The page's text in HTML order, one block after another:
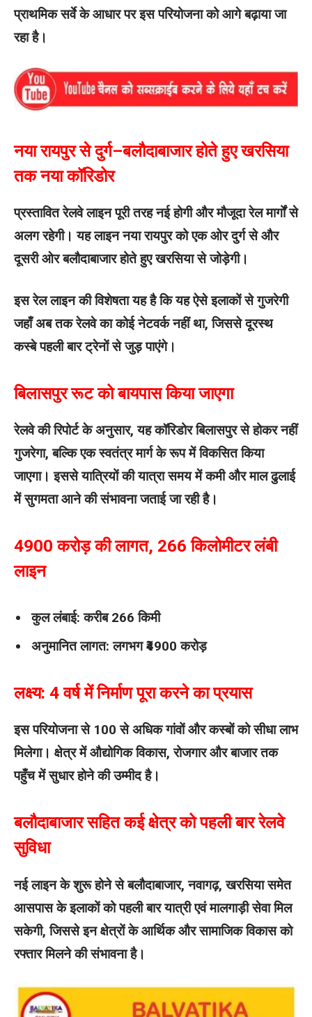
प्राथमिक सर्वे के आधार पर इस परियोजना को आगे बढ़ाया जा
रहा है।
नया रायपुर से दुर्ग–बलौदाबाजार होते हुए खरसिया
तक नया कॉरिडोर
प्रस्तावित रेलवे लाइन पूरी तरह नई होगी और मौजूदा रेल मार्गों से
अलग रहेगी। यह लाइन नया रायपुर को एक ओर दुर्ग से और
दूसरी ओर बलौदाबाजार होते हुए खरसिया से जोड़ेगी।
इस रेल लाइन की विशेषता यह है कि यह ऐसे इलाकों से गुजरेगी
जहाँ अब तक रेलवे का कोई नेटवर्क नहीं था, जिससे दूरस्थ
कस्बे पहली बार ट्रेनों से जुड़ पाएंगे।
बिलासपुर रूट को बायपास किया जाएगा
रेलवे की रिपोर्ट के अनुसार, यह कॉरिडोर बिलासपुर से होकर नहीं
गुजरेगा, बल्कि एक स्वतंत्र मार्ग के रूप में विकसित किया
जाएगा। इससे यात्रियों की यात्रा समय में कमी और माल ढुलाई
में सुगमता आने की संभावना जताई जा रही है।
4900 करोड़ की लागत, 266 किलोमीटर लंबी
लाइन
कुल लंबाई: करीब 266 किमी
अनुमानित लागत: लगभग ₹4900 करोड़
लक्ष्य: 4 वर्ष में निर्माण पूरा करने का प्रयास
इस परियोजना से 100 से अधिक गांवों और कस्बों को सीधा लाभ
मिलेगा। क्षेत्र में औद्योगिक विकास, रोजगार और बाजार तक
पहुँच में सुधार होने की उम्मीद है।
बलौदाबाजार सहित कई क्षेत्र को पहली बार रेलवे
सुविधा
नई लाइन के शुरू होने से बलौदाबाजार, नवागढ़, खरसिया समेत
आसपास के इलाकों को पहली बार यात्री एवं मालगाड़ी सेवा मिल
सकेगी, जिससे इन क्षेत्रों के आर्थिक और सामाजिक विकास को
रफ्तार मिलने की संभावना है।